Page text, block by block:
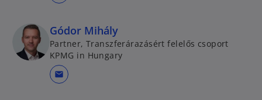
Gódor Mihály
Partner, Transzferárazásért felelős csoport
KPMG in Hungary
mail